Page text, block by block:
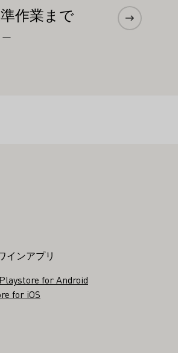
作業まで
インアプリ
for Android
for iOS